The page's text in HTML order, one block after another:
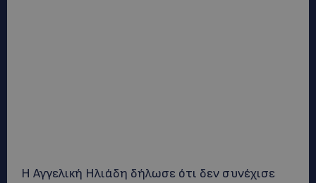
Η Αγγελική Ηλιάδη δήλωσε ότι δεν συνέχισε